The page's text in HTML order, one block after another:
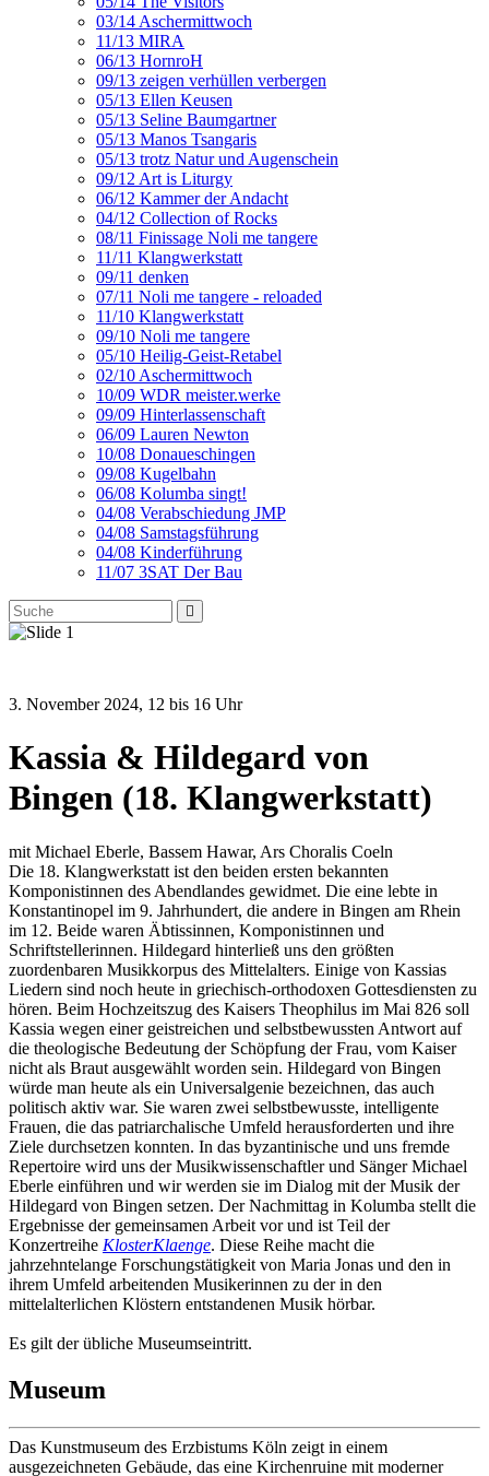
03/14 Aschermittwoch
11/13 MIRA
06/13 HornroH
09/13 zeigen verhüllen verbergen
05/13 Ellen Keusen
05/13 Seline Baumgartner
05/13 Manos Tsangaris
05/13 trotz Natur und Augenschein
09/12 Art is Liturgy
06/12 Kammer der Andacht
04/12 Collection of Rocks
08/11 Finissage Noli me tangere
11/11 Klangwerkstatt
09/11 denken
07/11 Noli me tangere - reloaded
11/10 Klangwerkstatt
09/10 Noli me tangere
05/10 Heilig-Geist-Retabel
02/10 Aschermittwoch
10/09 WDR meister.werke
09/09 Hinterlassenschaft
06/09 Lauren Newton
10/08 Donaueschingen
09/08 Kugelbahn
06/08 Kolumba singt!
04/08 Verabschiedung JMP
04/08 Samstagsführung
04/08 Kinderführung
11/07 3SAT Der Bau
3. November 2024, 12 bis 16 Uhr
Kassia & Hildegard von
Bingen (18. Klangwerkstatt)
mit Michael Eberle, Bassem Hawar, Ars Choralis Coeln
Die 18. Klangwerkstatt ist den beiden ersten bekannten
Komponistinnen des Abendlandes gewidmet. Die eine lebte in
Konstantinopel im 9. Jahrhundert, die andere in Bingen am Rhein
im 12. Beide waren Äbtissinnen, Komponistinnen und
Schriftstellerinnen. Hildegard hinterließ uns den größten
zuordenbaren Musikkorpus des Mittelalters. Einige von Kassias
Liedern sind noch heute in griechisch-orthodoxen Gottesdiensten zu
hören. Beim Hochzeitszug des Kaisers Theophilus im Mai 826 soll
Kassia wegen einer geistreichen und selbstbewussten Antwort auf
die theologische Bedeutung der Schöpfung der Frau, vom Kaiser
nicht als Braut ausgewählt worden sein. Hildegard von Bingen
würde man heute als ein Universalgenie bezeichnen, das auch
politisch aktiv war. Sie waren zwei selbstbewusste, intelligente
Frauen, die das patriarchalische Umfeld herausforderten und ihre
Ziele durchsetzen konnten. In das byzantinische und uns fremde
Repertoire wird uns der Musikwissenschaftler und Sänger Michael
Eberle einführen und wir werden sie im Dialog mit der Musik der
Hildegard von Bingen setzen. Der Nachmittag in Kolumba stellt die
Ergebnisse der gemeinsamen Arbeit vor und ist Teil der
Konzertreihe KlosterKlaenge. Diese Reihe macht die
jahrzehntelange Forschungstätigkeit von Maria Jonas und den in
ihrem Umfeld arbeitenden Musikerinnen zu der in den
mittelalterlichen Klöstern entstandenen Musik hörbar.
Es gilt der übliche Museumseintritt.
Museum
Das Kunstmuseum des Erzbistums Köln zeigt in einem
ausgezeichneten Gebäude, das eine Kirchenruine mit moderner